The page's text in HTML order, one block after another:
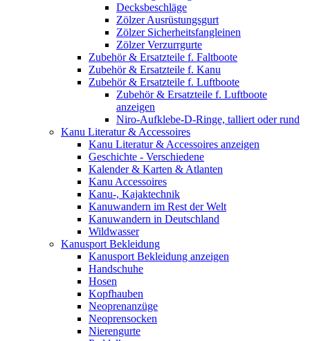
Decksbeschläge
Zölzer Ausrüstungsgurt
Zölzer Sicherheitsfangleinen
Zölzer Verzurrgurte
Zubehör & Ersatzteile f. Faltboote
Zubehör & Ersatzteile f. Kanu
Zubehör & Ersatzteile f. Luftboote
Zubehör & Ersatzteile f. Luftboote
anzeigen
Niro-Aufklebe-D-Ringe, talliert oder rund
Kanu Literatur & Accessoires
Kanu Literatur & Accessoires anzeigen
Geschichte - Verschiedene
Kalender & Karten & Atlanten
Kanu Accessoires
Kanu-, Kajaktechnik
Kanuwandern im Rest der Welt
Kanuwandern in Deutschland
Wildwasser
Kanusport Bekleidung
Kanusport Bekleidung anzeigen
Handschuhe
Hosen
Kopfhauben
Neoprenanzüge
Neoprensocken
Nierengurte